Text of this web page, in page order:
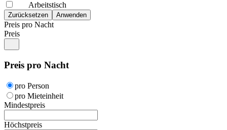
Arbeitstisch
Preis pro Nacht
Preis
Preis pro Nacht
pro Person
pro Mieteinheit
Mindestpreis
Höchstpreis